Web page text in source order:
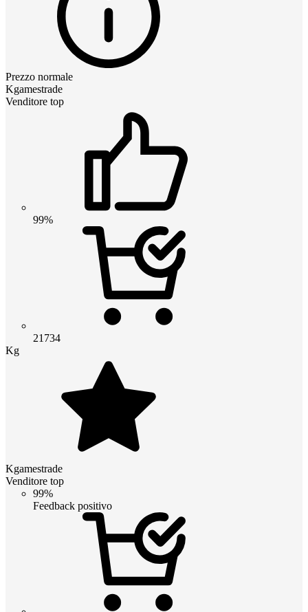
Prezzo normale
Kgamestrade
Venditore top
99%
21734
Kg
Kgamestrade
Venditore top
99%
Feedback positivo